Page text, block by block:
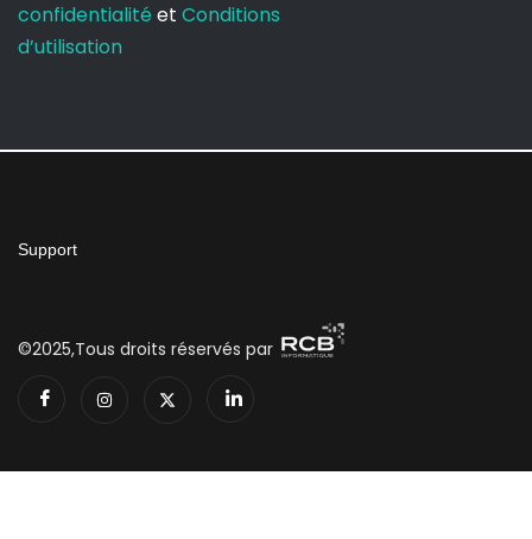
confidentialité et Conditions
d’utilisation
Support
©2025,Tous droits réservés par